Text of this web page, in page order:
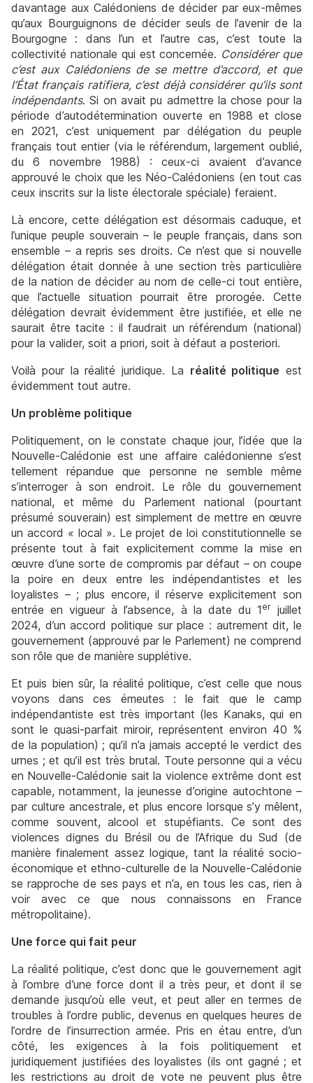
davantage aux Calédoniens de décider par eux-mêmes
qu’aux Bourguignons de décider seuls de l’avenir de la
Bourgogne : dans l’un et l’autre cas, c’est toute la
collectivité nationale qui est concernée. Considérer que
c’est aux Calédoniens de se mettre d’accord, et que
l’État français ratifiera, c’est déjà considérer qu’ils sont
indépendants. Si on avait pu admettre la chose pour la
période d’autodétermination ouverte en 1988 et close
en 2021, c’est uniquement par délégation du peuple
français tout entier (via le référendum, largement oublié,
du 6 novembre 1988) : ceux-ci avaient d’avance
approuvé le choix que les Néo-Calédoniens (en tout cas
ceux inscrits sur la liste électorale spéciale) feraient.
Là encore, cette délégation est désormais caduque, et
l’unique peuple souverain – le peuple français, dans son
ensemble – a repris ses droits. Ce n’est que si nouvelle
délégation était donnée à une section très particulière
de la nation de décider au nom de celle-ci tout entière,
que l’actuelle situation pourrait être prorogée. Cette
délégation devrait évidemment être justifiée, et elle ne
saurait être tacite : il faudrait un référendum (national)
pour la valider, soit a priori, soit à défaut a posteriori.
Voilà pour la réalité juridique. La réalité politique est
évidemment tout autre.
Un problème politique
Politiquement, on le constate chaque jour, l’idée que la
Nouvelle-Calédonie est une affaire calédonienne s’est
tellement répandue que personne ne semble même
s’interroger à son endroit. Le rôle du gouvernement
national, et même du Parlement national (pourtant
présumé souverain) est simplement de mettre en œuvre
un accord « local ». Le projet de loi constitutionnelle se
présente tout à fait explicitement comme la mise en
œuvre d’une sorte de compromis par défaut – on coupe
la poire en deux entre les indépendantistes et les
loyalistes – ; plus encore, il réserve explicitement son
entrée en vigueur à l’absence, à la date du 1 er
juillet
2024, d’un accord politique sur place : autrement dit, le
gouvernement (approuvé par le Parlement) ne comprend
son rôle que de manière supplétive.
Et puis bien sûr, la réalité politique, c’est celle que nous
voyons dans ces émeutes : le fait que le camp
indépendantiste est très important (les Kanaks, qui en
sont le quasi-parfait miroir, représentent environ 40 %
de la population) ; qu’il n’a jamais accepté le verdict des
urnes ; et qu’il est très brutal. Toute personne qui a vécu
en Nouvelle-Calédonie sait la violence extrême dont est
capable, notamment, la jeunesse d’origine autochtone –
par culture ancestrale, et plus encore lorsque s’y mêlent,
comme souvent, alcool et stupéfiants. Ce sont des
violences dignes du Brésil ou de l’Afrique du Sud (de
manière finalement assez logique, tant la réalité socio-
économique et ethno-culturelle de la Nouvelle-Calédonie
se rapproche de ses pays et n’a, en tous les cas, rien à
voir avec ce que nous connaissons en France
métropolitaine).
Une force qui fait peur
La réalité politique, c’est donc que le gouvernement agit
à l’ombre d’une force dont il a très peur, et dont il se
demande jusqu’où elle veut, et peut aller en termes de
troubles à l’ordre public, devenus en quelques heures de
l’ordre de l’insurrection armée. Pris en étau entre, d’un
côté, les exigences à la fois politiquement et
juridiquement justifiées des loyalistes (ils ont gagné ; et
les restrictions au droit de vote ne peuvent plus être